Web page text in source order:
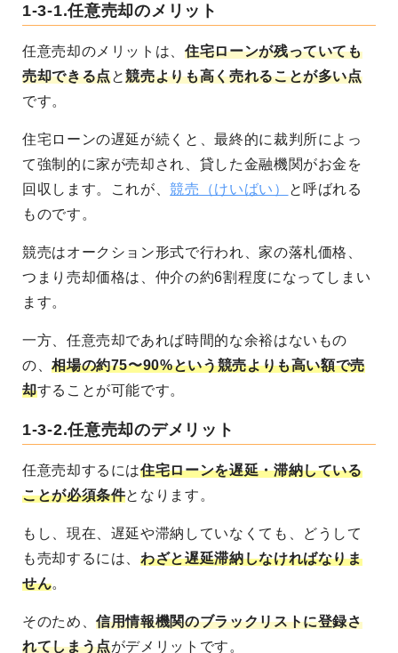
1-3-1.任意売却のメリット
任意売却のメリットは、住宅ローンが残っていても
売却できる点と競売よりも高く売れることが多い点
です。
住宅ローンの遅延が続くと、最終的に裁判所によっ
て強制的に家が売却され、貸した金融機関がお金を
回収します。これが、競売（けいばい）
と呼ばれる
ものです。
競売はオークション形式で行われ、家の落札価格、
つまり売却価格は、仲介の約6割程度になってしまい
ます。
一方、任意売却であれば時間的な余裕はないもの
の、相場の約75〜90%という競売よりも高い額で売
却することが可能です。
1-3-2.任意売却のデメリット
任意売却するには住宅ローンを遅延・滞納している
ことが必須条件となります。
もし、現在、遅延や滞納していなくても、どうして
も売却するには、わざと遅延滞納しなければなりま
せん。
そのため、信用情報機関のブラックリストに登録さ
れてしまう点がデメリットです。